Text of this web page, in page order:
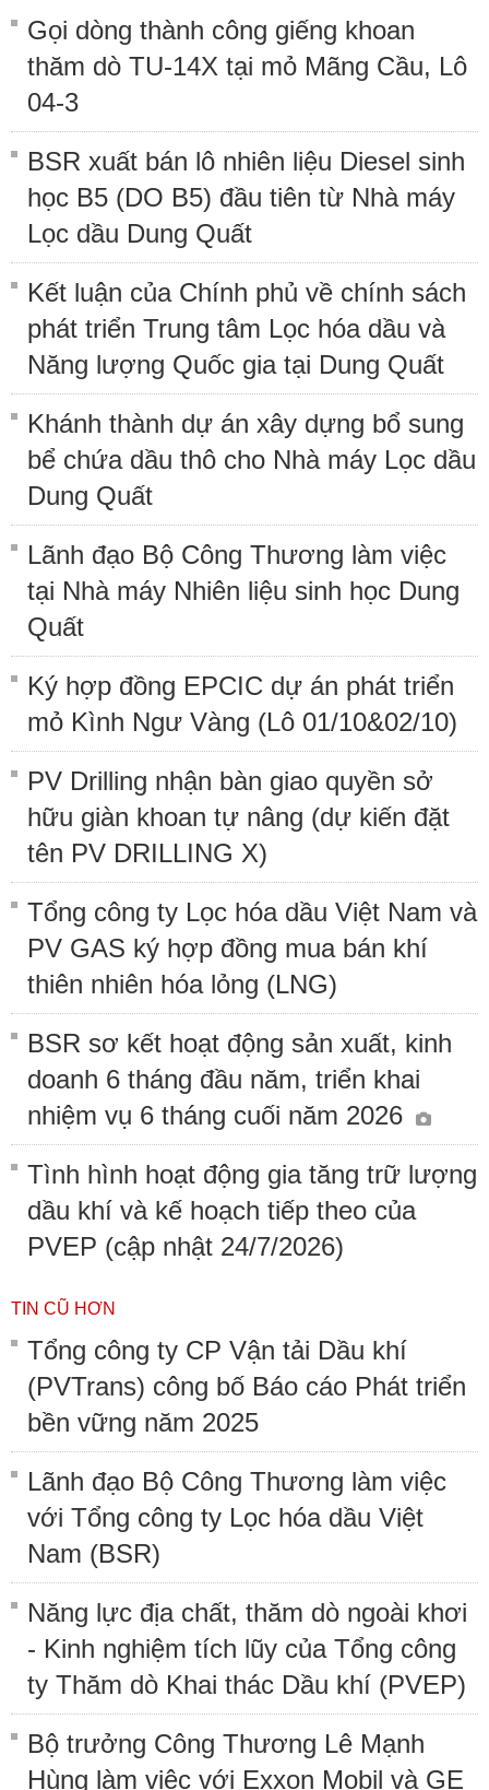
Gọi dòng thành công giếng khoan
thăm dò TU-14X tại mỏ Mãng Cầu, Lô
04-3
BSR xuất bán lô nhiên liệu Diesel sinh
học B5 (DO B5) đầu tiên từ Nhà máy
Lọc dầu Dung Quất
Kết luận của Chính phủ về chính sách
phát triển Trung tâm Lọc hóa dầu và
Năng lượng Quốc gia tại Dung Quất
Khánh thành dự án xây dựng bổ sung
bể chứa dầu thô cho Nhà máy Lọc dầu
Dung Quất
Lãnh đạo Bộ Công Thương làm việc
tại Nhà máy Nhiên liệu sinh học Dung
Quất
Ký hợp đồng EPCIC dự án phát triển
mỏ Kình Ngư Vàng (Lô 01/10&02/10)
PV Drilling nhận bàn giao quyền sở
hữu giàn khoan tự nâng (dự kiến đặt
tên PV DRILLING X)
Tổng công ty Lọc hóa dầu Việt Nam và
PV GAS ký hợp đồng mua bán khí
thiên nhiên hóa lỏng (LNG)
BSR sơ kết hoạt động sản xuất, kinh
doanh 6 tháng đầu năm, triển khai
nhiệm vụ 6 tháng cuối năm 2026
Tình hình hoạt động gia tăng trữ lượng
dầu khí và kế hoạch tiếp theo của
PVEP (cập nhật 24/7/2026)
TIN CŨ HƠN
Tổng công ty CP Vận tải Dầu khí
(PVTrans) công bố Báo cáo Phát triển
bền vững năm 2025
Lãnh đạo Bộ Công Thương làm việc
với Tổng công ty Lọc hóa dầu Việt
Nam (BSR)
Năng lực địa chất, thăm dò ngoài khơi
- Kinh nghiệm tích lũy của Tổng công
ty Thăm dò Khai thác Dầu khí (PVEP)
Bộ trưởng Công Thương Lê Mạnh
Hùng làm việc với Exxon Mobil và GE